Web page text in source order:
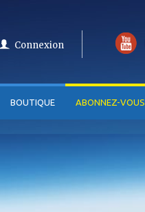
Connexion
BOUTIQUE ABONNEZ-VOUS